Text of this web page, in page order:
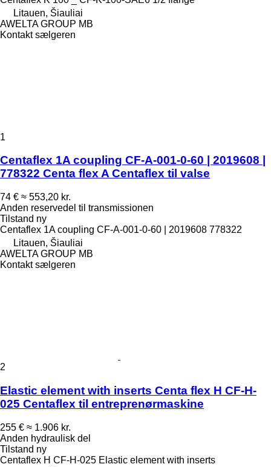
Litauen, Šiauliai
AWELTA GROUP MB
Kontakt sælgeren
1
Centaflex 1A coupling CF-A-001-0-60 | 2019608 |
778322 Centa flex A Centaflex til valse
74 € ≈ 553,20 kr.
Anden reservedel til transmissionen
Tilstand ny
Centaflex 1A coupling CF-A-001-0-60 | 2019608 778322
Litauen, Šiauliai
AWELTA GROUP MB
Kontakt sælgeren
2
Elastic element with inserts Centa flex H CF-H-
025 Centaflex til entreprenørmaskine
255 € ≈ 1.906 kr.
Anden hydraulisk del
Tilstand ny
Centaflex H CF-H-025 Elastic element with inserts